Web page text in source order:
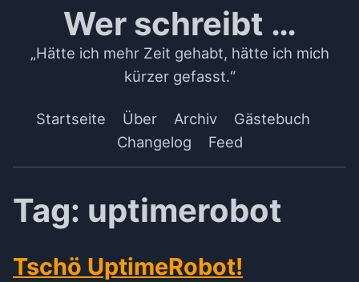
Wer schreibt …
„Hätte ich mehr Zeit gehabt, hätte ich mich
kürzer gefasst.“
Startseite Über Archiv
Gästebuch
Changelog
Feed
Tag: uptimerobot
Tschö UptimeRobot!